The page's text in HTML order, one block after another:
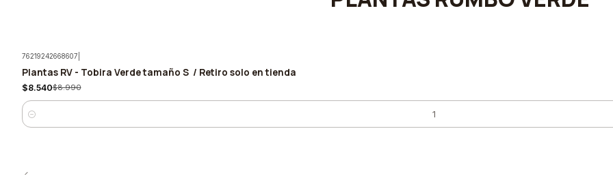
-5%
76219242668607
Plantas RV - Tobira Verde tamaño S / Retiro solo en tienda
$8.540$8.990
Cantidad